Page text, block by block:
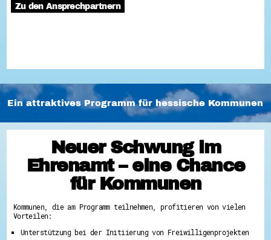
Zu den Ansprechpartnern
Ein attraktives Programm für hessische Kommunen
Neuer Schwung im
Ehrenamt – eine Chance
für Kommunen
Kommunen, die am Programm teilnehmen, profitieren von vielen
Vorteilen:
Unterstützung bei der Initiierung von Freiwilligenprojekten